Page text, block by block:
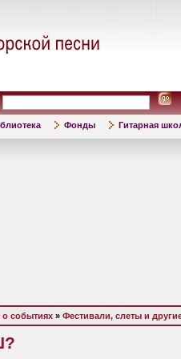
Фонды Гитарная
событиях » Фестивали, слеты и